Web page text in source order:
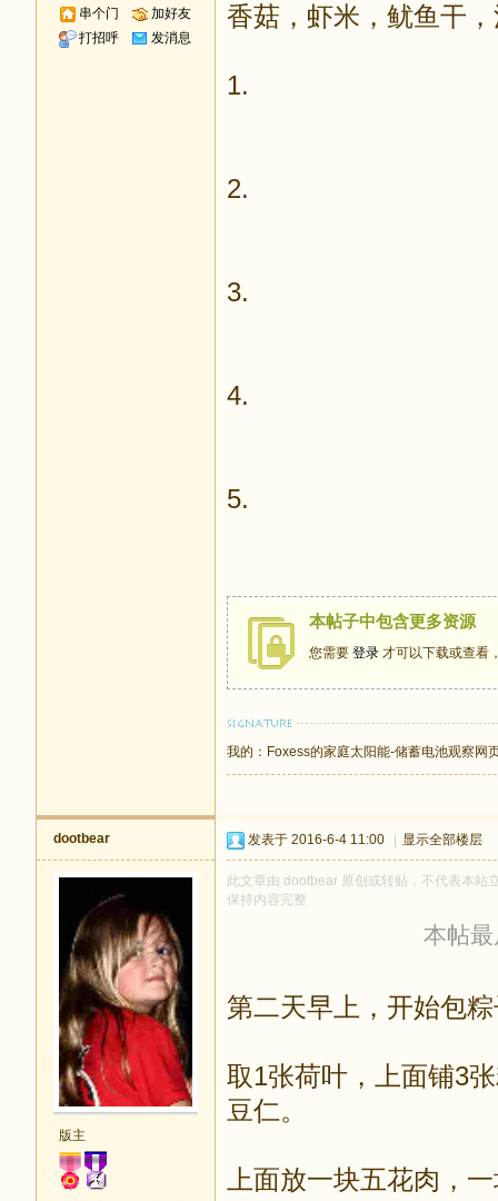
串个门
加好友
打招呼
发消息
香菇，虾米，鱿鱼干
1.
2.
3.
4.
5.
本帖子中包含更多资源
您需要 登录 才可以下载或查看
我的： Foxess的家庭太阳能-储蓄电池观察网
dootbear
版主
发表于 2016-6-4 11:00 显示全部楼层
此文章由 dootbear 原创或转贴，不代表本站
保持内容完整
本帖
第二天早上，开始包
取1张荷叶，上面铺3
豆仁。
上面放一块五花肉，